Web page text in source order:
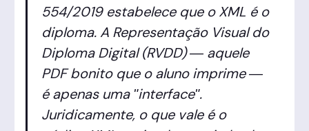
554/2019 estabelece que o XML é o
diploma. A Representação Visual do
Diploma Digital (RVDD) — aquele
PDF bonito que o aluno imprime —
é apenas uma "interface".
Juridicamente, o que vale é o